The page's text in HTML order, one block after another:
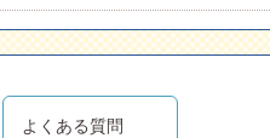
よくある質問